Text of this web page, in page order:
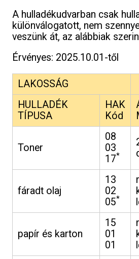
A hulladékudvarban csak
különválogatott, nem
veszünk át, az alábbiak
Érvényes: 2025.10.01-től
LAKOSSÁG
HULLADÉK
TÍPUSA
HAK
Kód
Toner
08
03
17*
fáradt olaj
13
02
05*
papír és karton
15
01
01